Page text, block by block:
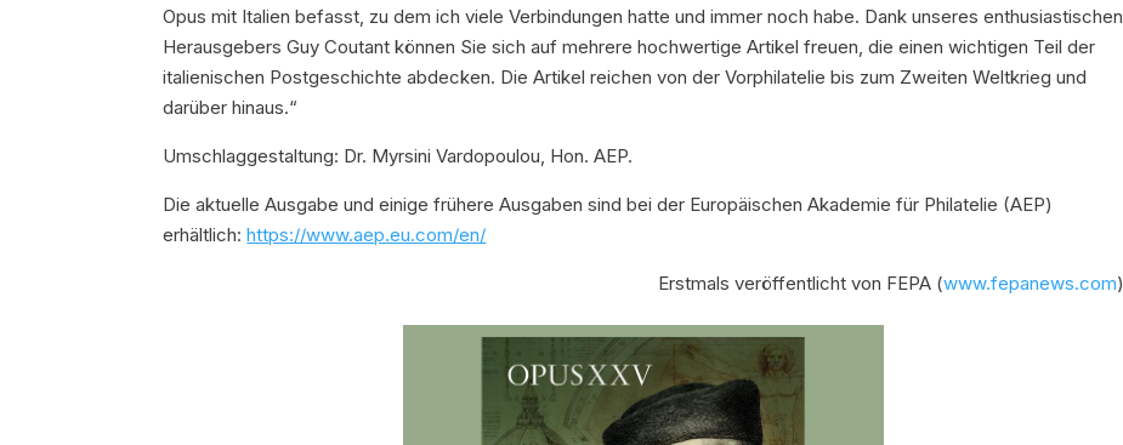
Opus mit Italien befasst, zu dem ich viele Verbindungen hatte und immer noch habe. Dank unseres enthusiastischen
Herausgebers Guy Coutant können Sie sich auf mehrere hochwertige Artikel freuen, die einen wichtigen Teil der
italienischen Postgeschichte abdecken. Die Artikel reichen von der Vorphilatelie bis zum Zweiten Weltkrieg und
darüber hinaus.“
Umschlaggestaltung: Dr. Myrsini Vardopoulou, Hon. AEP.
Die aktuelle Ausgabe und einige frühere Ausgaben sind bei der Europäischen Akademie für Philatelie (AEP)
erhältlich:https://www.aep.eu.com/en/
Erstmals veröffentlicht von FEPA (www.fepanews.com)